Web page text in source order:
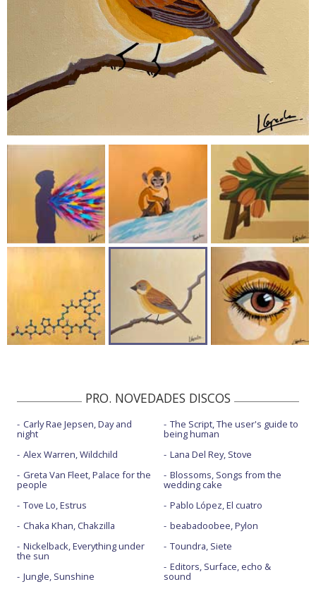
PRO. NOVEDADES DISCOS
Carly Rae Jepsen, Day and
night
Alex Warren, Wildchild
Greta Van Fleet, Palace for the
people
Tove Lo, Estrus
Chaka Khan, Chakzilla
Nickelback, Everything under
the sun
Jungle, Sunshine
The Script, The user's guide to
being human
Lana Del Rey, Stove
Blossoms, Songs from the
wedding cake
Pablo López, El cuatro
beabadoobee, Pylon
Toundra, Siete
Editors, Surface, echo &
sound